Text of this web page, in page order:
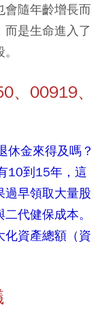
會隨年齡增長而
是生命進入了
、00919、
休金來得及嗎？
10到15年，這
過早領取大量股
代健保成本。
化資產總額（資